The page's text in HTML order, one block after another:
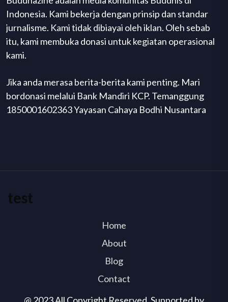
Indonesia. Kami bekerja dengan prinsip dan standar
jurnalisme. Kami tidak dibiayai oleh iklan. Oleh sebab
itu, kami membuka donasi untuk kegiatan operasional
kami.
Jika anda merasa berita-berita kami penting. Mari
bordonasi melalui Bank Mandiri KCP. Temanggung
1850001602363 Yayasan Cahaya Bodhi Nusantara
test
Home
About
Blog
Contact